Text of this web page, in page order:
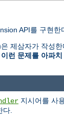
API를 구현
제삼자가 작성
런 문제를 아파
지시어를 사
.